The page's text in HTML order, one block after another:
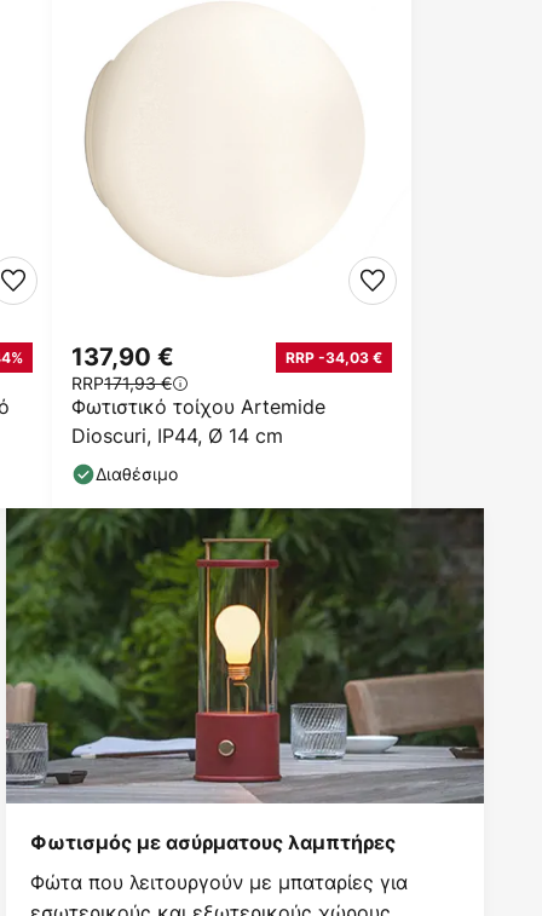
Φωτιστικό τοίχου Artemide
Dioscuri, IP44, Ø 14 cm
137,90 € RRP -34,03 €
RRP171,93 €
Διαθέσιμο
Φωτισμός με ασύρματους λαμπτήρες
Φώτα που λειτουργούν με μπαταρίες για